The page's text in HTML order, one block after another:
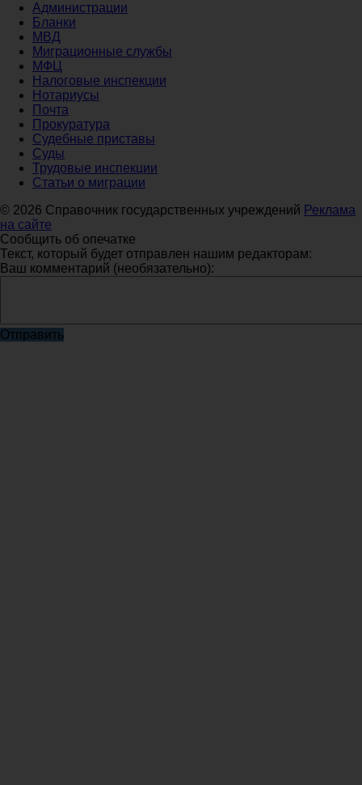
Администрации
Бланки
МВД
Миграционные службы
МФЦ
Налоговые инспекции
Нотариусы
Почта
Прокуратура
Судебные приставы
Суды
Трудовые инспекции
Статьи о миграции
© 2026 Справочник государственных учреждений Реклама
на сайте
Сообщить об опечатке
Текст, который будет отправлен нашим редакторам:
Ваш комментарий (необязательно):
Отправить